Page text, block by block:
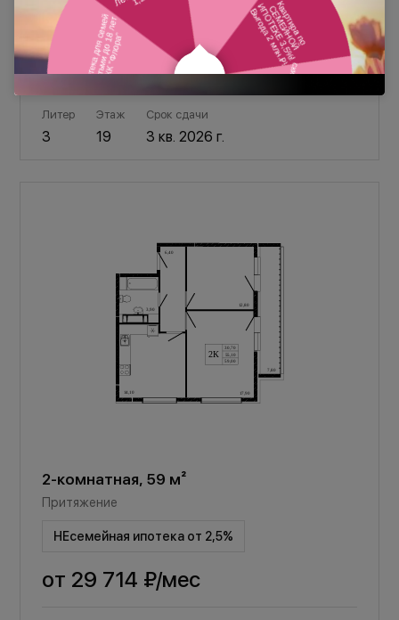
НЕсемейная ипотека от 2,5%
от 30 044 ₽ /мес
Литер
3
Этаж
19
Срок сдачи
3 кв. 2026 г.
2-комнатная, 59 м²
Притяжение
НЕсемейная ипотека от 2,5%
от 29 714 ₽/мес